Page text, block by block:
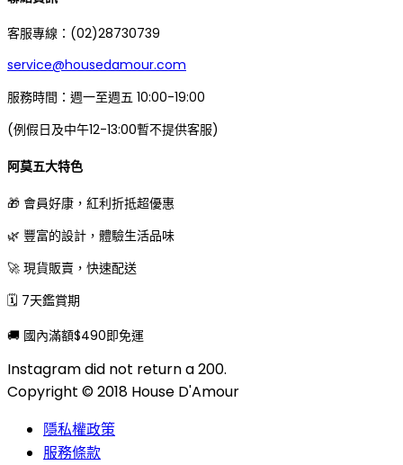
客服專線：(02)28730739
service@housedamour.com
服務時間：週一至週五 10:00-19:00
(例假日及中午12-13:00暫不提供客服)
阿莫五大特色
🎁 會員好康，紅利折抵超優惠
🌿 豐富的設計，體驗生活品味
🚀 現貨販賣，快速配送
🗓 7天鑑賞期
🚚 國內滿額$490即免運
Instagram did not return a 200.
Copyright © 2018 House D'Amour
隱私權政策
服務條款